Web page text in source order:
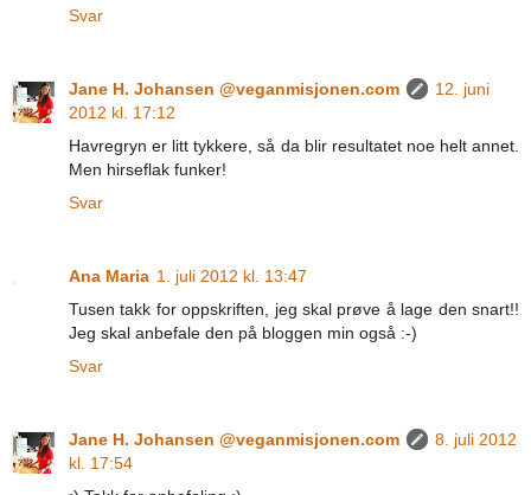
Svar
Jane H. Johansen @veganmisjonen.com
12. juni
2012 kl. 17:12
Havregryn er litt tykkere, så da blir resultatet noe helt annet.
Men hirseflak funker!
Svar
Ana Maria 1. juli 2012 kl. 13:47
Tusen takk for oppskriften, jeg skal prøve å lage den snart!!
Jeg skal anbefale den på bloggen min også :-)
Svar
Jane H. Johansen @veganmisjonen.com
8. juli 2012
kl. 17:54